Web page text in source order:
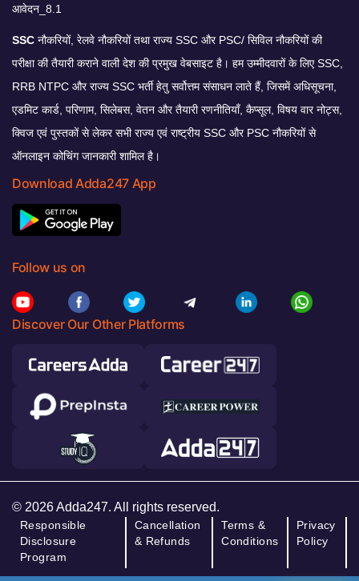
SSC नौकरियों, रेलवे नौकरियों तथा राज्य SSC और PSC/ सिविल नौकरियों की
परीक्षा की तैयारी कराने वाली देश की प्रमुख वेबसाइट है। हम उम्मीदवारों के लिए SSC,
RRB NTPC और राज्य SSC भर्ती हेतु सर्वोत्तम संसाधन लाते हैं, जिसमें अधिसूचना,
एडमिट कार्ड, परिणाम, सिलेबस, वेतन और तैयारी रणनीतियाँ, कैप्सूल, विषय वार नोट्स,
क्विज एवं पुस्तकों से लेकर सभी राज्य एवं राष्ट्रीय SSC और PSC नौकरियों से
ऑनलाइन कोचिंग जानकारी शामिल है।
Download Adda247 App
Follow us on
Discover Our Other Platforms
© 2026 Adda247. All rights reserved.
Responsible
Disclosure
Program
Cancellation
& Refunds
Terms &
Conditions
Privacy
Policy